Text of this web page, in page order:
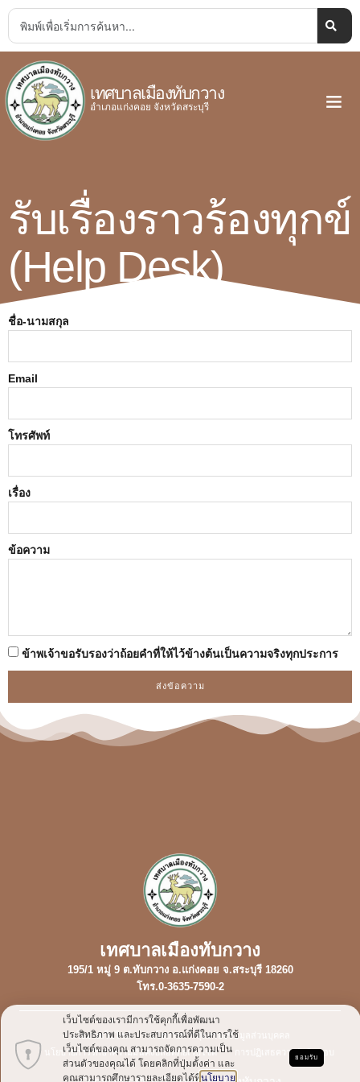
เทศบาลเมืองทับกวาง
อำเภอแก่งคอย จังหวัดสระบุรี
รับเรื่องราวร้องทุกข์
(Help Desk)
ชื่อ-นามสกุล
Email
โทรศัพท์
เรื่อง
ข้อความ
ข้าพเจ้าขอรับรองว่าถ้อยคําที่ให้ไว้ข้างต้นเป็นความจริงทุกประการ
ส่งข้อความ
เทศบาลเมืองทับกวาง
195/1 หมู่ 9 ต.ทับกวาง อ.แก่งคอย จ.สระบุรี 18260
โทร.0-3635-7590-2
นโยบายเว็บไซต์
นโยบายการคุ้มครองข้อมูลส่วนบุคคล
นโยบายการรักษาความมั่นคงปลอดภัยเว็บไซต์
การปฏิเสธความรับผิดชอบ
เว็บไซต์ของเรามีการใช้คุกกี้เพื่อพัฒนา
ประสิทธิภาพ และประสบการณ์ที่ดีในการใช้
เว็บไซต์ของคุณ สามารถจัดการความเป็น
ส่วนตัวของคุณได้ โดยคลิกที่ปุ่มตั้งค่า และ
คุณสามารถศึกษารายละเอียดได้ที่นโยบาย
ยอมรับ